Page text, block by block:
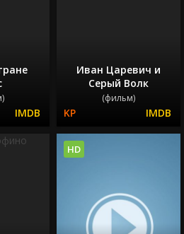
Иван Царевич и
Серый Волк
(фильм)
HD